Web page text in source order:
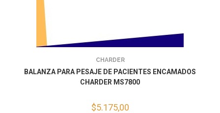
CHARDER
BALANZA PARA PESAJE DE PACIENTES ENCAMADOS
CHARDER MS7800
$5.175,00